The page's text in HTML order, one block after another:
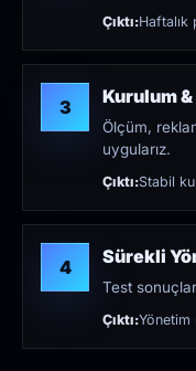
Çıktı:Haftalık
3 Kurulum
Ölçüm,
uygularız.
Çıktı:Stabil
4 Sürekli
Test
Çıktı:Yönetim